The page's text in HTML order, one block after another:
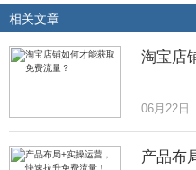
相关文章
淘宝店
06月22日
产品布